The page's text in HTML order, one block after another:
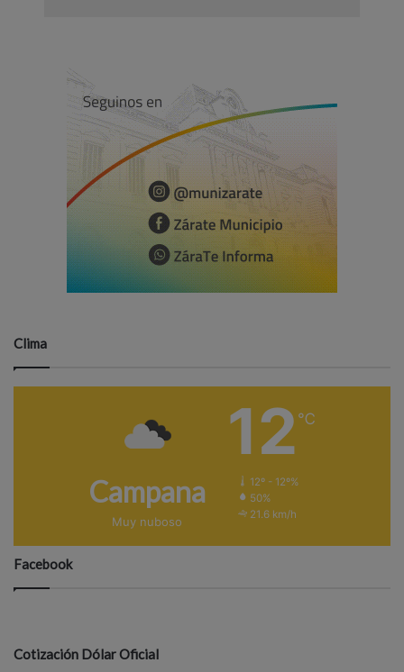
Clima
Campana
Muy nuboso
12 ℃
12º - 12º%
50%
21.6 km/h
Facebook
Cotización Dólar Oficial